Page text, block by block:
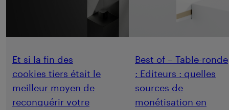
Et si la fin des
cookies tiers était le
meilleur moyen de
reconquérir votre
Best of – Table-ronde
: Editeurs : quelles
sources de
monétisation en